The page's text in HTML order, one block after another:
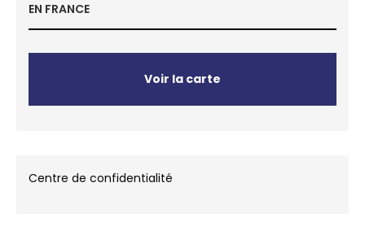
EN FRANCE
Voir la carte
Centre de confidentialité